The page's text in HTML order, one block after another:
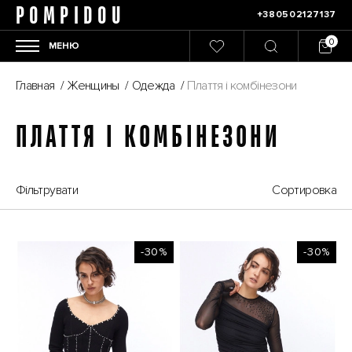
POMPIDOU +380502127137
МЕНЮ
Главная / Женщины / Одежда / Плаття і комбінезони
ПЛАТТЯ І КОМБІНЕЗОНИ
Фільтрувати Сортировка
-30% -30%